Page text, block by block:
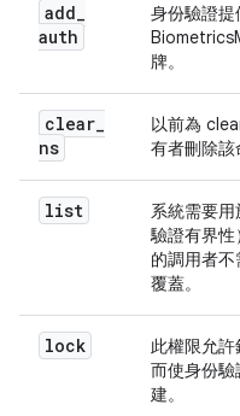
add_
auth
身份驗證
牌。
clear_
ns
以前為
有者刪除該
list
系統需要
驗證有界
的調用者
覆蓋。
lock
此權限允
而使身份
建。